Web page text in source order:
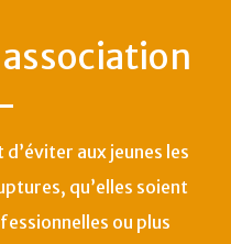
d’éviter aux jeunes les
qu’elles soient
ou plus